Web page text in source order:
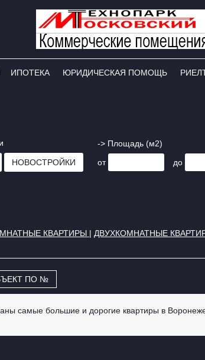
ИПОТЕКА ЮРИДИЧЕСКАЯ ПОМОЩЬ
НОВОСТРОЙКИ
-> Площадь (м2)
от
до
КВАРТИРЫ | ДВУХКОМНАТНЫЕ
ПО №
самые большие и дорогие квартиры в